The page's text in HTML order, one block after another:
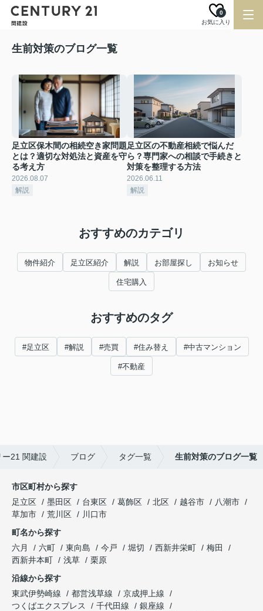
お気に入り
0
生前対策のブログ一覧
足立区保木間の相続空き家問題
とは？適切な対処法と資産を守
る考え方
2026.08.07
解説
足立区の不動産相続で悩んだ
ら？専門家への相談で手続きと
対策を整理する方法
2026.06.11
解説
おすすめのカテゴリ
物件紹介 足立区紹介 解説 お部屋探し お知らせ
住宅購入
おすすめのタグ
#足立区 #解説 #売買 #住み替え #中古マンション
#不動産
21 関建設 ブログ タグ一覧 生前対策のブログ一覧
市区町村から探す
足立区
墨田区 台東区 葛飾区 北区 越谷市
八潮市
草加市
荒川区
川口市
町名から探す
六月
六町 東向島 今戸 堀切 西新井栄町
梅田
西新井本町
浅草
栗原
沿線から探す
東武伊勢崎線
都営浅草線
京成押上線
つくばエクスプレス
千代田線
銀座線